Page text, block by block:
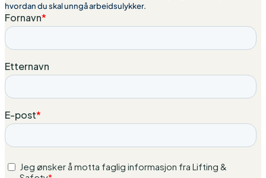
hvordan du skal unngå arbeidsulykker.